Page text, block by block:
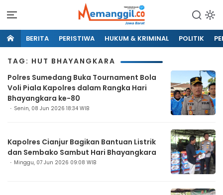
BERITA PERISTIWA HUKUM & KRIMINAL POLITIK
TAG: HUT BHAYANGKARA
Polres Sumedang Buka Tournament Bola
Voli Piala Kapolres dalam Rangka Hari
Bhayangkara ke-80
Senin, 08 Jun 2026 18:34 WIB
Kapolres Cianjur Bagikan Bantuan Listrik
dan Sembako Sambut Hari Bhayangkara
Minggu, 07 Jun 2026 09:08 WIB